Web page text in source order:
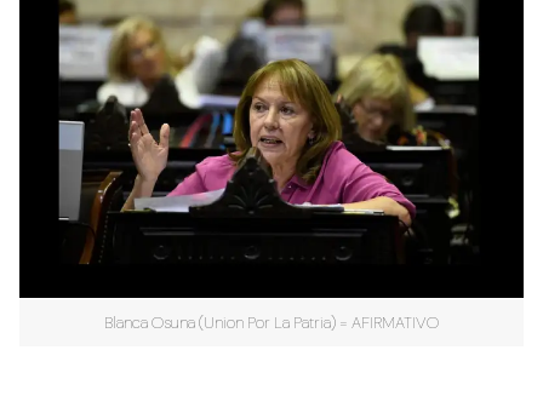
Blanca Osuna (Union Por La Patria) = AFIRMATIVO